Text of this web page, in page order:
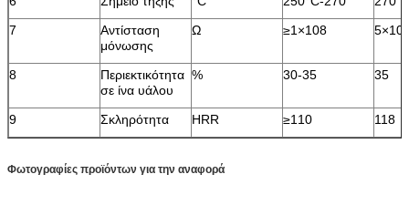
7
Αντίσταση
μόνωσης
Ω ≥1×108
8
Περιεκτικότητα
σε ίνα υάλου
% 30-35 35
9 Σκληρότητα HRR ≥110 118
Φωτογραφίες προϊόντων για την αναφορά